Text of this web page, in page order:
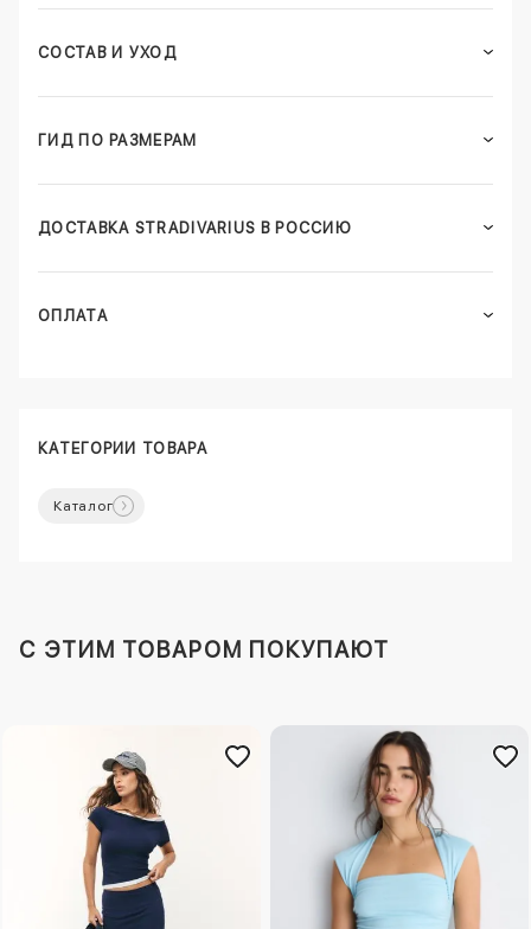
СОСТАВ И УХОД
ГИД ПО РАЗМЕРАМ
ДОСТАВКА STRADIVARIUS В РОССИЮ
ОПЛАТА
КАТЕГОРИИ ТОВАРА
Каталог
C ЭТИМ ТОВАРОМ ПОКУПАЮТ